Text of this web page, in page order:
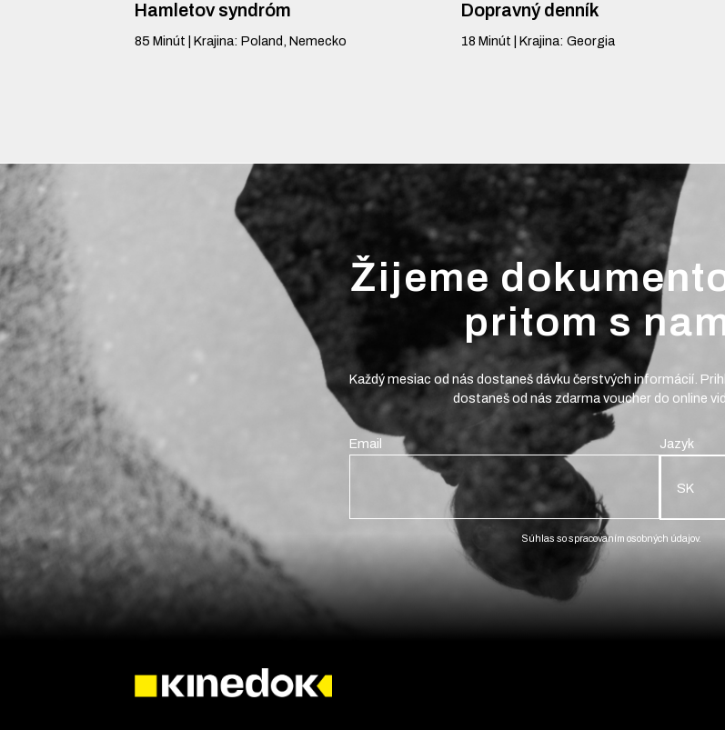
Hamletov syndróm
85 Minút Krajina: Poland, Nemecko
Dopravný denník
18 Minút Krajina: Georgia
Žijeme
pritom s
Každý mesiac od nás dostaneš dávku čerstvých informácií.
dostaneš od nás zdarma voucher do online
Email Jazyk
SK
Súhlas so spracovaním osobných údajov.